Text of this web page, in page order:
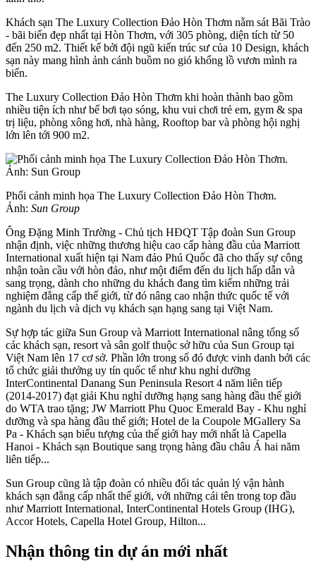
Khách sạn The Luxury Collection Đảo Hòn Thơm nằm sát Bãi Trào
- bãi biển đẹp nhất tại Hòn Thơm, với 305 phòng, diện tích từ 50
đến 250 m2. Thiết kế bởi đội ngũ kiến trúc sư của 10 Design, khách
sạn này mang hình ảnh cánh buồm no gió khổng lồ vươn mình ra
biển.
The Luxury Collection Đảo Hòn Thơm khi hoàn thành bao gồm
nhiều tiện ích như bể bơi tạo sóng, khu vui chơi trẻ em, gym & spa
trị liệu, phòng xông hơi, nhà hàng, Rooftop bar và phòng hội nghị
lớn lên tới 900 m2.
Phối cảnh minh họa The Luxury Collection Đảo Hòn Thơm.
Ảnh: Sun Group
Ông Đặng Minh Trường - Chủ tịch HĐQT Tập đoàn Sun Group
nhận định, việc những thương hiệu cao cấp hàng đầu của Marriott
International xuất hiện tại Nam đảo Phú Quốc đã cho thấy sự công
nhận toàn cầu với hòn đảo, như một điểm đến du lịch hấp dẫn và
sang trọng, dành cho những du khách đang tìm kiếm những trải
nghiệm đẳng cấp thế giới, từ đó nâng cao nhận thức quốc tế với
ngành du lịch và dịch vụ khách sạn hạng sang tại Việt Nam.
Sự hợp tác giữa Sun Group và Marriott International nâng tổng số
các khách sạn, resort và sân golf thuộc sở hữu của Sun Group tại
Việt Nam lên 17 cơ sở. Phần lớn trong số đó được vinh danh bởi các
tổ chức giải thưởng uy tín quốc tế như khu nghỉ dưỡng
InterContinental Danang Sun Peninsula Resort 4 năm liên tiếp
(2014-2017) đạt giải Khu nghỉ dưỡng hạng sang hàng đầu thế giới
do WTA trao tặng; JW Marriott Phu Quoc Emerald Bay - Khu nghỉ
dưỡng và spa hàng đầu thế giới; Hotel de la Coupole MGallery Sa
Pa - Khách sạn biểu tượng của thế giới hay mới nhất là Capella
Hanoi - Khách sạn Boutique sang trọng hàng đầu châu Á hai năm
liên tiếp...
Sun Group cũng là tập đoàn có nhiều đối tác quản lý vận hành
khách sạn đẳng cấp nhất thế giới, với những cái tên trong top đầu
như Marriott International, InterContinental Hotels Group (IHG),
Accor Hotels, Capella Hotel Group, Hilton...
Nhận thông tin dự án mới nhất